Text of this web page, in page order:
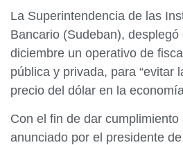
La Superintendencia de las
Bancario (Sudeban),
diciembre un operativo de
pública y privada, para “evitar
precio del dólar en la
Con el fin de dar
anunciado por el presidente